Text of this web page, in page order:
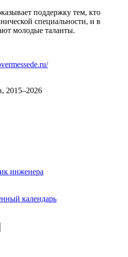
поддержку тем, кто
специальности, и в
молодые таланты.
2015–2026
инженера
календарь